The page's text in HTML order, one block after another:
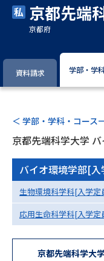
大学・短大以外の資
留学・進学関連、塾・予備
配慮案内」の請求
幼稚園教員資格認定試験
高等学校（情報）教員資
試験
大
京都先端
京都府
資料請求 学部・学
＜ 学部・学科・コース
京都先端科学大学
バイオ環境学部[
生物環境科学科[入学定
応用生命科学科[入学定
京都先端科学大